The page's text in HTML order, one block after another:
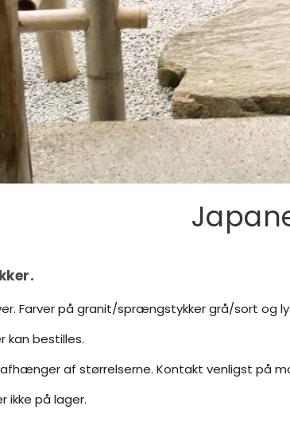
Farver på granit/sprængstykker grå/sort og
bestilles.
af størrelserne. Kontakt venligst på
ikke på lager.